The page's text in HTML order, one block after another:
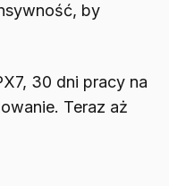
by
30 dni pracy na
Teraz aż